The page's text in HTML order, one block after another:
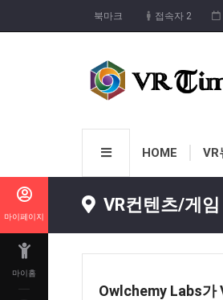
북마크 접속자 2
HOME VR
VR컨텐츠/게임
Owlchemy Labs가
마이페이지
마이홈